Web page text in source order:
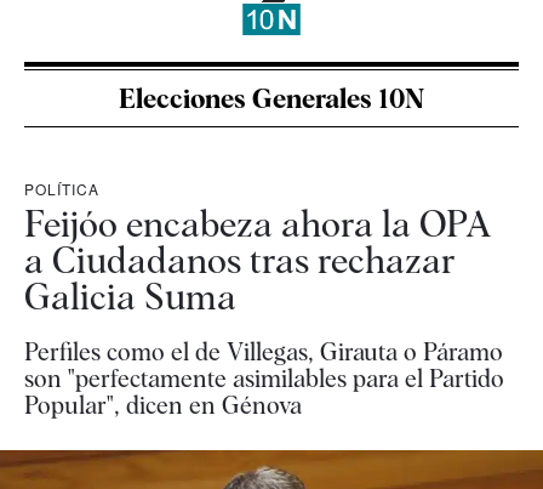
Elecciones Generales 10N
POLÍTICA
Feijóo encabeza ahora la OPA
a Ciudadanos tras rechazar
Galicia Suma
Perfiles como el de Villegas, Girauta o Páramo
son "perfectamente asimilables para el Partido
Popular", dicen en Génova